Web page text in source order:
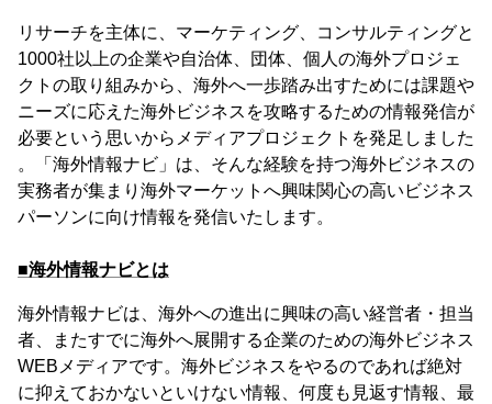
リサーチを主体に、マーケティング、コンサルティングと
1000社以上の企業や自治体、団体、個人の海外プロジェ
クトの取り組みから、海外へ一歩踏み出すためには課題や
ニーズに応えた海外ビジネスを攻略するための情報発信が
必要という思いからメディアプロジェクトを発足しました
。「海外情報ナビ」は、そんな経験を持つ海外ビジネスの
実務者が集まり海外マーケットへ興味関心の高いビジネス
パーソンに向け情報を発信いたします。
■海外情報ナビとは
海外情報ナビは、海外への進出に興味の高い経営者・担当
者、またすでに海外へ展開する企業のための海外ビジネス
WEBメディアです。海外ビジネスをやるのであれば絶対
に抑えておかないといけない情報、何度も見返す情報、最